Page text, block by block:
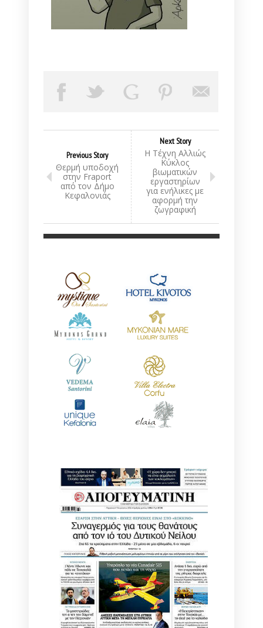
Previous Story
Θερμή υποδοχή
στην Fraport
από τον Δήμο
Κεφαλονιάς
Next Story
Η Τέχνη Αλλιώς
Κύκλος
βιωματικών
εργαστηρίων
για ενήλικες με
αφορμή την
ζωγραφική